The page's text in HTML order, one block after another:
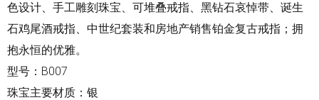
色设计、手工雕刻珠宝、可堆叠戒指、黑钻石哀悼带、诞生
石鸡尾酒戒指、中世纪套装和房地产销售铂金复古戒指；拥
抱永恒的优雅。
型号：B007
珠宝主要材质：银